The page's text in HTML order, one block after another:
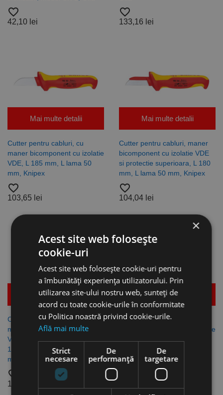
favorite_border
42,10 lei
favorite_border
133,16 lei
Mai multe detalii
Cutter pentru cabluri, cu
maner bicomponent cu izolatie
VDE, L 185 mm, L lama 50
mm, Knipex
favorite_border
103,65 lei
Mai multe detalii
Cutter pentru cabluri, maner
bicomponent cu izolatie VDE
si protectie superioara, L 180
mm, L lama 50 mm, Knipex
favorite_border
104,04 lei
Mai multe detalii
Cutter pentru dezizolare, cu
maner bicomponent cu izolatie
VDE, pentru cabluri rotunde, L
155, L lama 28 mm, raza 7.0
mm, Knipex
favorite_border
120,25 lei
Mai multe detalii
Cutter pentru dezizolare, cu
maner bicomponent cu izolatie
raza 40.0 mm, Knipex
favorite_border
×
Acest site web folosește
cookie-uri
Acest site web folosește cookie-uri pentru
a îmbunătăți experiența utilizatorului. Prin
utilizarea site-ului nostru web, sunteți de
acord cu toate cookie-urile în conformitate
cu Politica noastră privind cookie-urile.
Află mai multe
Strict
necesare
De
performanță
De
targetare